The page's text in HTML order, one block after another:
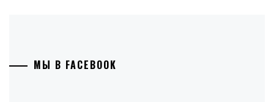
МЫ В FACEBOOK